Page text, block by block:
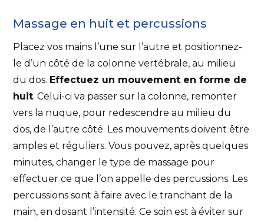
Massage en huit et percussions
Placez vos mains l’une sur l’autre et positionnez-
le d’un côté de la colonne vertébrale, au milieu
du dos. Effectuez un mouvement en forme de
huit. Celui-ci va passer sur la colonne, remonter
vers la nuque, pour redescendre au milieu du
dos, de l’autre côté. Les mouvements doivent être
amples et réguliers. Vous pouvez, après quelques
minutes, changer le type de massage pour
effectuer ce que l’on appelle des percussions. Les
percussions sont à faire avec le tranchant de la
main, en dosant l’intensité. Ce soin est à éviter sur